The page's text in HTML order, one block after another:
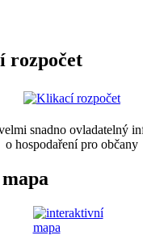
rozpočet
snadno ovladatelný
o hospodaření pro občany